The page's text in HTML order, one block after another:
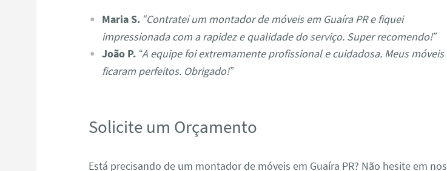
Maria S. “Contratei um montador de móveis em Guaíra PR e fiquei
impressionada com a rapidez e qualidade do serviço. Super recomendo!”
João P. “A equipe foi extremamente profissional e cuidadosa. Meus móveis
ficaram perfeitos. Obrigado!”
Solicite um Orçamento
Está precisando de um montador de móveis em Guaíra PR? Não hesite em nos